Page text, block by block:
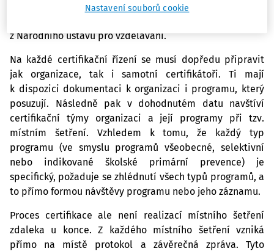
do současné doby prošlo tímto obnoveným řízením 16
z Národního ústavu pro vzdělávání.
Na každé certifikační řízení se musí dopředu připravit
jak organizace, tak i samotní certifikátoři. Ti mají
k dispozici dokumentaci k organizaci i programu, který
posuzují. Následně pak v dohodnutém datu navštíví
certifikační týmy organizaci a její programy při tzv.
místním šetření. Vzhledem k tomu, že každý typ
programu (ve smyslu programů všeobecné, selektivní
nebo indikované školské primární prevence) je
specifický, požaduje se zhlédnutí všech typů programů, a
to přímo formou návštěvy programu nebo jeho záznamu.
Proces certifikace ale není realizací místního šetření
zdaleka u konce. Z každého místního šetření vzniká
přímo na místě protokol a závěrečná zpráva. Tyto
Nastavení souborů cookie